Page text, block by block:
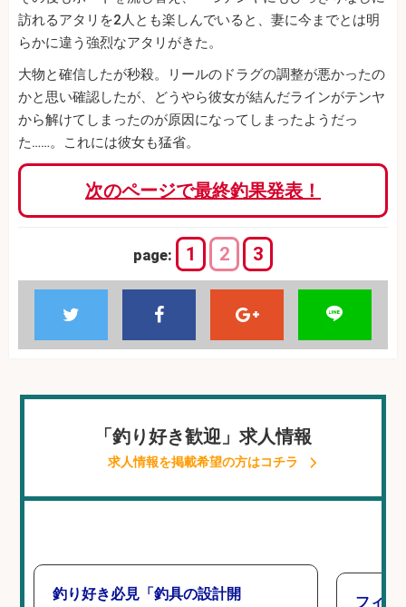
訪れるアタリを2人とも楽しんでいると、妻に今までとは明
らかに違う強烈なアタリがきた。
大物と確信したが秒殺。リールのドラグの調整が悪かったの
かと思い確認したが、どうやら彼女が結んだラインがテンヤ
から解けてしまったのが原因になってしまったようだっ
た……。これには彼女も猛省。
次のページで最終釣果発表！
page: 1 2 3
「釣り好き歓迎」求人情報
求人情報を掲載希望の方はコチラ
釣り好き必見「釣具の設計開
フィッ